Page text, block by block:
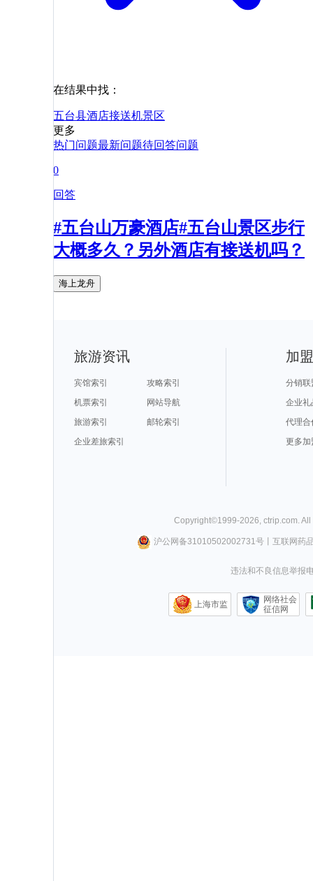
在结果中找：
五台县酒店接送机景区
更多
热门问题最新问题待回答问题
0
回答
#五台山万豪酒店#五台山景区步行
大概多久？另外酒店有接送机吗？
海上龙舟
旅游资讯
宾馆索引
攻略索引
机票索引
网站导航
旅游索引
邮轮索引
企业差旅索引
加
分销联
企业礼
代理合
更多加
Copyright©1999-2026 ctrip.com .
沪公网备31010502002731号丨 互联网药
违法和不良信息举报
上海市监
网络社会
征信网